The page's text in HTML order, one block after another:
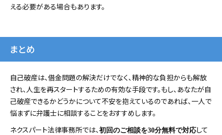
える必要がある場合もあります。
まとめ
自己破産は、借金問題の解決だけでなく、精神的な負担からも解放
され、人生を再スタートするための有効な手段です。もし、あなたが自
己破産できるかどうかについて不安を抱えているのであれば、一人で
悩まずに弁護士に相談することをおすすめします。
ネクスパート法律事務所では、 初回のご相談を30分無料で対応して